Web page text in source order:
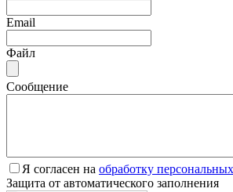
Email
Файл
Сообщение
Я согласен на обработку
Защита от автоматического заполнения